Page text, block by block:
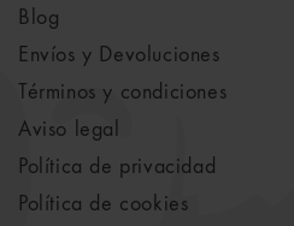
Blog
Envíos y Devoluciones
Términos y condiciones
Aviso legal
Política de privacidad
Política de cookies